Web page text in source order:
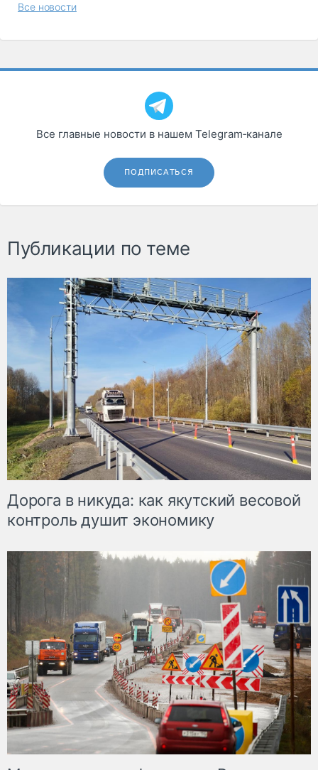
Все новости
Все главные новости в нашем Telegram‑канале
ПОДПИСАТЬСЯ
Публикации по теме
Дорога в никуда: как якутский весовой
контроль душит экономику